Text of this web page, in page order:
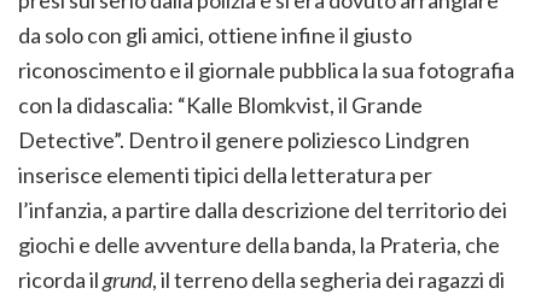
da solo con gli amici, ottiene infine il giusto
riconoscimento e il giornale pubblica la sua fotografia
con la didascalia: “Kalle Blomkvist, il Grande
Detective”. Dentro il genere poliziesco Lindgren
inserisce elementi tipici della letteratura per
l’infanzia, a partire dalla descrizione del territorio dei
giochi e delle avventure della banda, la Prateria, che
ricorda ilgrund, il terreno della segheria dei ragazzi di